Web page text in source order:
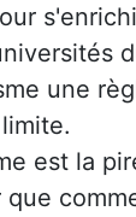
une
est la